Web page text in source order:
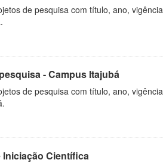
de pesquisa com título, ano,
- Campus Itajubá
de pesquisa com título, ano,
Científica